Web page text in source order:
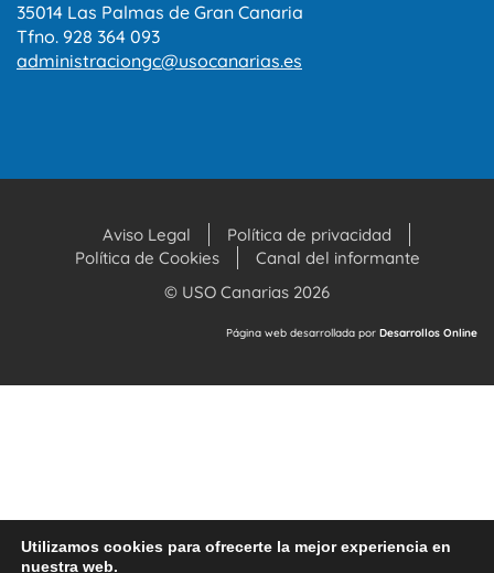
35014 Las Palmas de Gran Canaria
Tfno. 928 364 093
administraciongc@usocanarias.es
Aviso Legal
Política de privacidad
Política de Cookies
Canal del informante
© USO Canarias 2026
Página web desarrollada por Desarrollos Online
Utilizamos cookies para ofrecerte la mejor experiencia en
nuestra web.